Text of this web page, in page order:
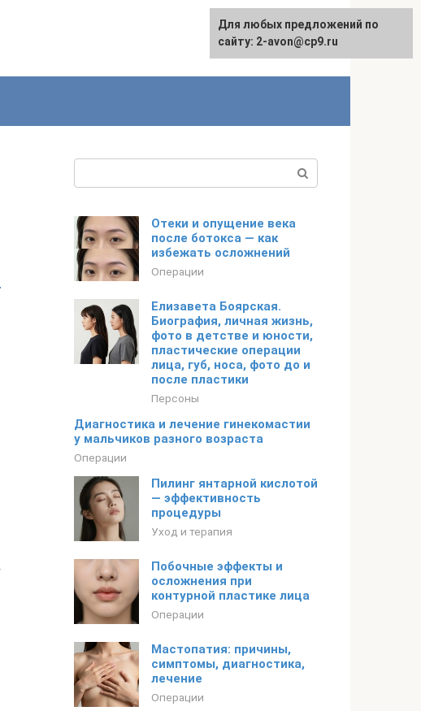
Отеки и опущение века
после ботокса — как
избежать осложнений
Операции
Елизавета Боярская.
Биография, личная жизнь,
фото в детстве и юности,
пластические операции
лица, губ, носа, фото до и
после пластики
Персоны
Диагностика и лечение гинекомастии
у мальчиков разного возраста
Операции
Пилинг янтарной кислотой
— эффективность
процедуры
Уход и терапия
Побочные эффекты и
осложнения при
контурной пластике лица
Операции
Мастопатия: причины,
симптомы, диагностика,
лечение
Операции
Для любых предложений по
сайту: 2-avon@cp9.ru